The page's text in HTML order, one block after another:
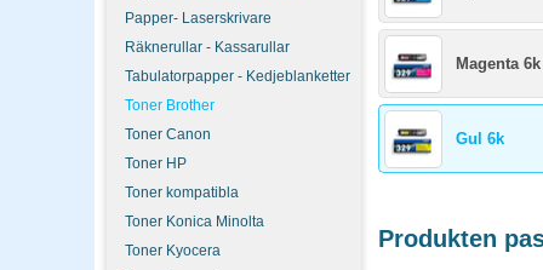
Papper- Laserskrivare
Räknerullar - Kassarullar
Tabulatorpapper - Kedjeblanketter
Toner Brother
Toner Canon
Toner HP
Toner kompatibla
Toner Konica Minolta
Toner Kyocera
Magenta 6k
Gul 6k
Produkten